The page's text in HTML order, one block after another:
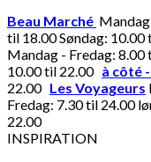
Beau Marché
til 18.00 Søndag: 10.00
Mandag - Fredag: 8.00
10.00 til 22.00 à côté
22.00 Les Voyageurs
Fredag: 7.30 til 24.00
22.00
INSPIRATION